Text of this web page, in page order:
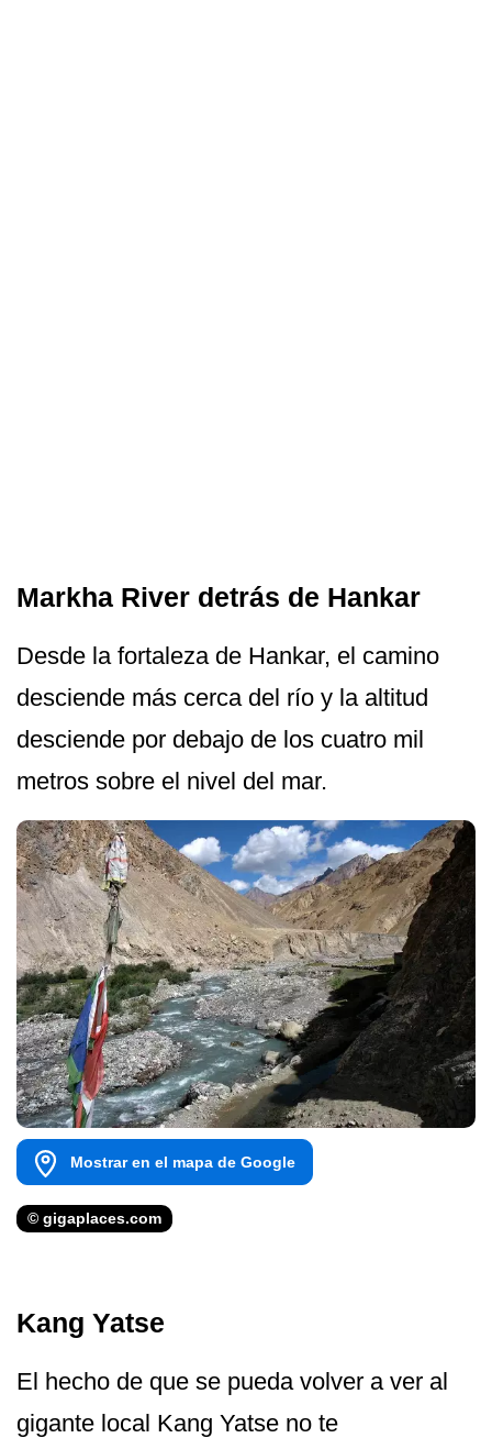
Markha River detrás de Hankar
Desde la fortaleza de Hankar, el camino
desciende más cerca del río y la altitud
desciende por debajo de los cuatro mil
metros sobre el nivel del mar.
Mostrar en el mapa de Google
© gigaplaces.com
Kang Yatse
El hecho de que se pueda volver a ver al
gigante local Kang Yatse no te